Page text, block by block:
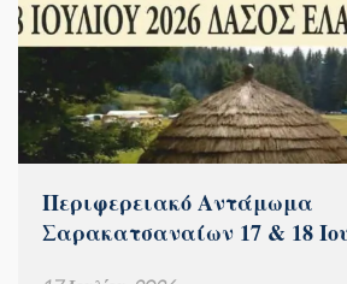
Περιφερειακό Αντάμωμα
Σαρακατσαναίων 17 & 18